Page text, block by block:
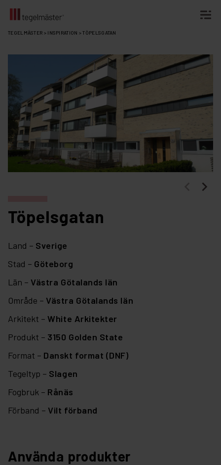
Fortsätt
TEGELMÄSTER > INSPIRATION >TÖPELSGATAN
Töpelsgatan
Land – Sverige
Stad – Göteborg
Län – Västra Götalands län
Område – Västra Götalands län
Arkitekt –White Arkitekter
Produkt – 3150 Golden State
Format – Danskt format (DNF)
Tegeltyp – Slagen
Fogbruk – Rånäs
Förband – Vilt förband
Använda produkter